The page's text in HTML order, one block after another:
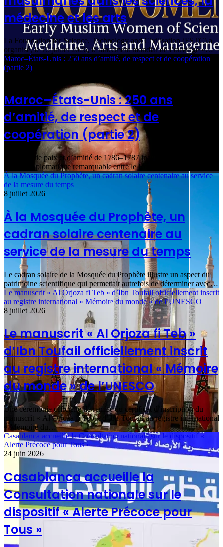
médecine et les arts
La Foundation for Science, Technology and Civilisation (FSTC) a
organisé, le 15 juillet 2026, le lancement mondial de l’ouvrage «…
Maroc–États-Unis : 250 ans d’amitié, de respect et de coopération
(partie 2)
Maroc–États-Unis : 250 ans
d’amitié, de respect et de
coopération (partie 2)
Le Traité de paix et d’amitié de 1786–1787 inaugura une période de
stabilité diplomatique remarquable entre le Royaume du Maroc…
À la Mosquée du Prophète, un cadran solaire centenaire au service
de la mesure du temps
8 juillet 2026
À la Mosquée du Prophète, un
cadran solaire centenaire au
service de la mesure du temps
Le cadran solaire de la Mosquée du Prophète illustre un aspect du
patrimoine scientifique qui permettait autrefois de déterminer avec…
Le manuscrit « Al Orjoza fi Teb » d’Ibn Toufail officiellement inscrit
au registre international « Mémoire du monde » de l’UNESCO
8 juillet 2026
Le manuscrit « Al Orjoza fi Teb »
d’Ibn Toufail officiellement inscrit
au registre international « Mémoire
du monde » de l’UNESCO
Une cérémonie officielle de remise du certificat d’inscription du
manuscrit « Al Orjoza fi Teb » d’Ibn-Toufail au registre international
« Mémoire du…
Casablanca accueille la Consultation nationale sur le dispositif «
Alerte Précoce pour Tous »
24 juin 2026
Casablanca accueille la
Consultation nationale sur le
dispositif « Alerte Précoce pour
Tous »